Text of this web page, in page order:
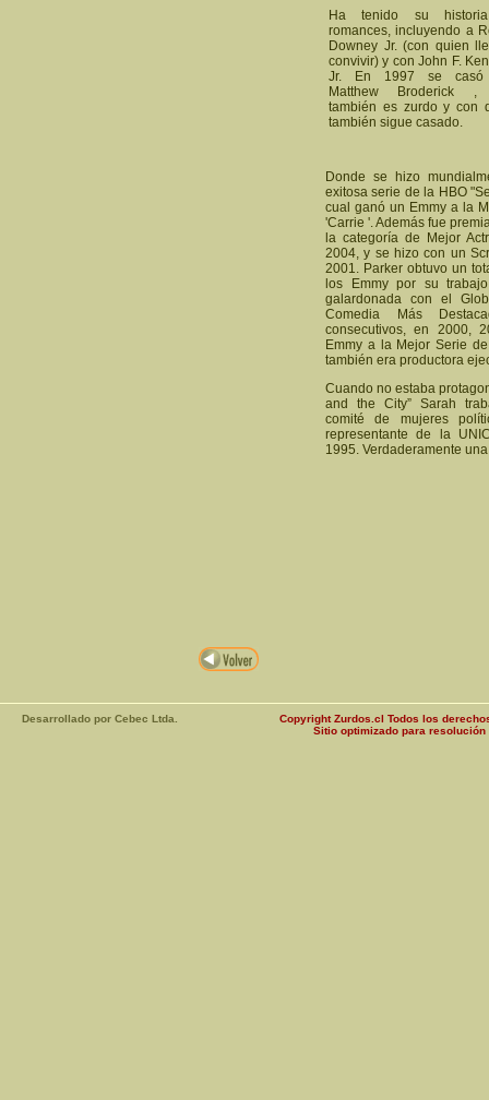
Ha tenido su
romances, incluyendo a
Downey Jr. (con quien
convivir) y con John F.
Jr. En 1997 se casó
Matthew Broderick ,
también es zurdo y con
también sigue casado.
Donde se hizo
exitosa serie de la HBO
cual ganó un Emmy a la
'Carrie '. Además fue
la categoría de Mejor
2004, y se hizo con un
2001. Parker obtuvo un
los Emmy por su
galardonada con el
Comedia Más
consecutivos, en 2000,
Emmy a la Mejor Serie
también era productora
Cuando no estaba
and the City” Sarah
comité de mujeres
representante de la
1995. Verdaderamente
Desarrollado por Cebec Ltda.
Copyright Zurdos.cl Todos los
Sitio optimizado para resolución